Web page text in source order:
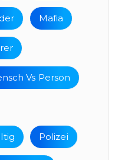
Mafia
Vs Person
Polizei